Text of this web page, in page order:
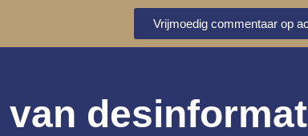
Vrijmoedig commentaar op